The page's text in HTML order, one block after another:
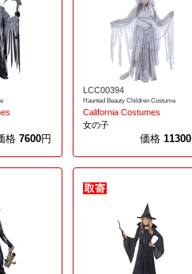
格 7600円
LCC00394
Haunted Beauty Children Costume
California Costumes
女の子
価格11300